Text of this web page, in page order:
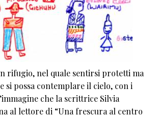
rifugio, nel quale sentirsi protetti ma
si possa contemplare il cielo, con i
che la scrittrice Silvia
al lettore di “Una frescura al centro